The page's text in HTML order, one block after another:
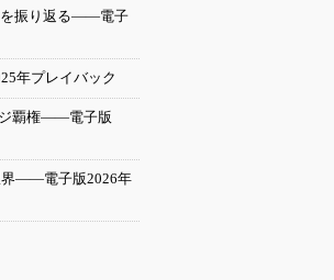
を振り返る――電子
年プレイバック
覇権――電子版
界――電子版2026年